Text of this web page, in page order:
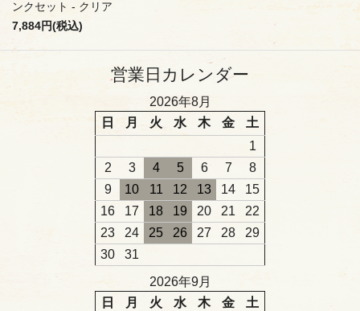
ンクセット - クリア
7,884円(税込)
営業日カレンダー
2026年8月
日
月 火 水 木 金
土
1
2
3 4 5 6 7
8
9
10 11 12 13 14
15
16
17 18 19 20 21
22
23
24 25 26 27 28
29
30
31
2026年9月
日
月 火 水 木 金
土